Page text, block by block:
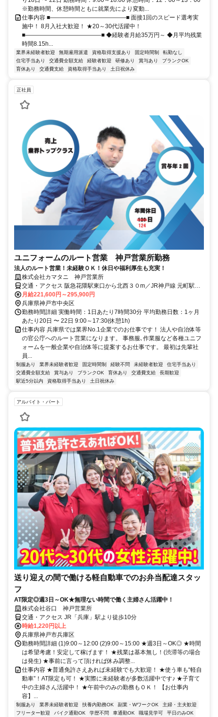
※勤務時間、休憩時間ともに就業先により変動...
仕事内容 ■―――――――――――――■ 面接1回のスピード選考実
施中！ 8月入社大歓迎！ ★20～30代活躍中！
■―――――――――――――■ ◆経験者月給35万円～ ◆月平均残業
時間8.15h...
業界未経験者歓迎 無期雇用派遣 資格取得支援あり 固定時間制
転勤なし
住宅手当あり
交通費全額支給 経験者歓迎 研修あり 賞与あり
ブランクOK
育休あり
交通費支給 資格取得手当あり 土日祝休み
正社員
ユニフォームのルート営業 神戸営業所勤務
法人のルート営業！未経験ＯＫ！休日や福利厚生も充実！
株式会社カマタニ 神戸営業所
交通・アクセス 阪急花隈駅東口から北西３０m／JR神戸線 元町駅か
ら徒歩10分
月給221,600円～295,900円
兵庫県神戸市中央区
勤務時間詳細 実働時間：1日あたり7時間30分 平均勤務日数：1ヶ月
あたり20日 〜 22日 9:00～17:30(休憩1h)
仕事内容 兵庫県では業界No.1企業でのお仕事です！ 法人や自治体等
の官公庁へのルート営業になります。 事務服､作業服など各種ユニフ
ォームを一般企業や自治体等に提案するお仕事です。 最初は先輩社
員...
制服あり 業界未経験者歓迎 固定時間制 経験不問 未経験者歓迎
住宅手当あり
交通費全額支給
賞与あり ブランクOK 育休あり 交通費支給
長期歓迎
駅近5分以内
資格取得手当あり 土日祝休み
アルバイト・パート
送り迎えの間で働ける軽自動車でのお弁当配達スタッ
フ
AT限定◎週3日～OK★無理ない時間で働く主婦さん活躍中！
株式会社谷口 神戸営業所
交通・アクセス JR「兵庫」駅より徒歩10分
時給1,220円以上
兵庫県神戸市兵庫区
勤務時間詳細 (1)9:00～12:00 (2)9:00～15:00 ★週3日～OK◎ ★時間
は希望考慮！安定して稼げます！ ★残業は基本無し！(渋滞等の場合
は発生) ★事前に言って頂ければ休み調整...
仕事内容 ★普通免許さえあれば未経験でも大歓迎！ ★使う車も“軽自
動車”！AT限定も可！ ★実際に未経験者が多数活躍中です♪ ★子育て
中の主婦さん活躍中！ ★午前中のみの勤務もＯＫ！ 【お仕事内
容】...
制服あり 業界未経験者歓迎 扶養内勤務OK 副業・WワークOK
主婦・主夫歓迎
フリーター歓迎
バイク通勤OK 学歴不問 車通勤OK 職場見学可
平日のみOK